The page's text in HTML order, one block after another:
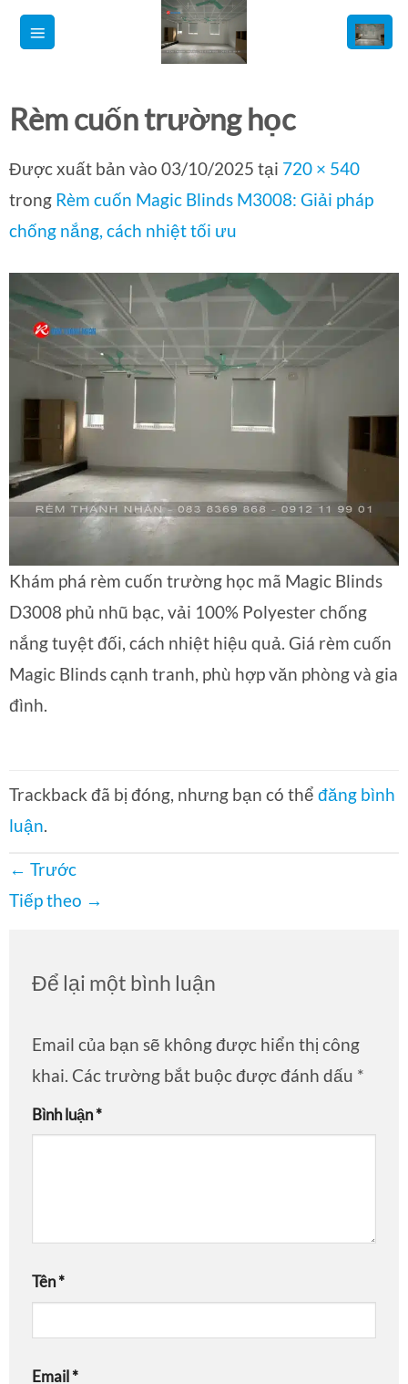
qua
dung
Rèm cuốn trường học
Được xuất bản vào 03/10/2025 tại 720 × 540
trong Rèm cuốn Magic Blinds M3008: Giải pháp
chống nắng, cách nhiệt tối ưu
Khám phá rèm cuốn trường học mã Magic Blinds
D3008 phủ nhũ bạc, vải 100% Polyester chống
nắng tuyệt đối, cách nhiệt hiệu quả. Giá rèm cuốn
Magic Blinds cạnh tranh, phù hợp văn phòng và gia
đình.
Trackback đã bị đóng, nhưng bạn có thể đăng bình
luận.
← Trước
Tiếp theo →
Để lại một bình luận
Email của bạn sẽ không được hiển thị công
khai. Các trường bắt buộc được đánh dấu *
Bình luận*
Tên*
Email*